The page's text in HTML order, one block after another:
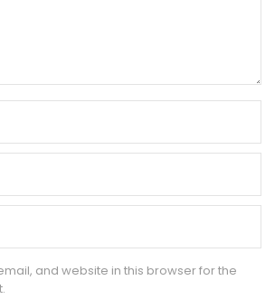
and website in this browser for the